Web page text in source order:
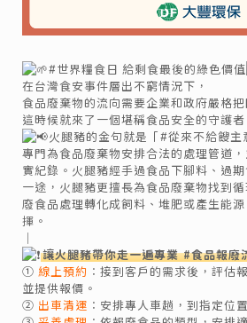
#世界糧食日 給剩食最後的綠色價值
在台灣食安事件層出不窮情況下，
食品廢棄物的流向需要企業和政府嚴格把
這時候就來了一個堪稱食品安全的守護者
火腿豬的金句就是「#從來不給餿主
專門為食品廢棄物安排合法的處理管道
實紀錄。火腿豬經手過食品下腳料、過
一途，火腿豬更擅長為食品廢棄物找到
廢食品處理轉化成飼料、堆肥或產生能
揮。
讓火腿豬帶你走一遍專業 #食品報廢
①線上預約 ：接到客戶的需求後，評估
並提供報價。​
② 出車清運 ：安排專人車趟，到指定位